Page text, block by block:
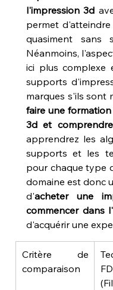
l'impression 3d
permet
quasiment sans
Néanmoins,
ici plus complexe
supports
faire une
3d et
apprendrez les
supports et les
pour chaque type
domaine est donc
d'acheter une
commencer dans
d'acquérir une
Critère de
comparaison